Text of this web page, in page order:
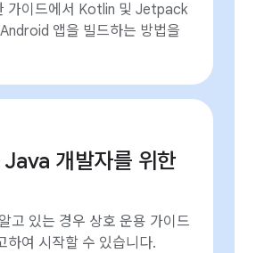
가이드에서 Kotlin 및 Jetpack
앱을 빌드하는 방법을
개발자를 위한
고 있는 경우 상호 운용 가이드
하여 시작할 수 있습니다.